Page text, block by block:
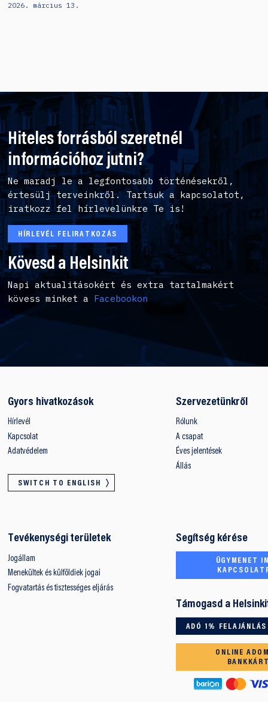
2026. március 13.
Hiteles forrásból szeretnél
információhoz jutni?
Ne maradj le a legfontosabb történésekről,
értesülj terveinkről. Tartsuk a kapcsolatot,
iratkozz fel hírlevelünkre Te is!
HÍRLEVÉL FELIRATKOZÁS
Kövesd a Helsinkit
Napi aktualitásokért és extra tartalmakért
kövess minket a Facebookon
Gyors hivatkozások
Hírlevél
Kapcsolat
Adatvédelem
SWITCH TO ENGLISH
Szervezetünkről
Rólunk
A csapat
Éves jelentések
Állás
Tevékenységi területek
Jogállam
Menekültek és külföldiek jogai
Fogvatartás és tisztességes eljárás
Segítség kérése
ÜGYMENET
Támogasd a
ADÓ 1% FELAJÁNLÁS
ONLINE